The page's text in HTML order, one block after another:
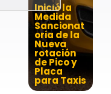
Inició la
Medida
Sancionat
oria de la
Nueva
rotación
de Pico y
Placa
para Taxis